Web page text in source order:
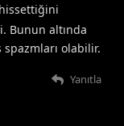
Bunun altında
olabilir.
Yanıtla